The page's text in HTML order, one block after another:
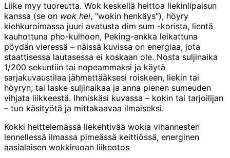
Liike myy tuoreutta. Wok keskellä heittoa liekinlipaisun
kanssa (se on wok hei, "wokin henkäys"), höyry
kiehkuroimassa juuri avatusta dim sum -korista, lientä
kauhottuna pho-kulhoon, Peking-ankka leikattuna
pöydän vieressä – näissä kuvissa on energiaa, jota
staattisessa lautasessa ei koskaan ole. Nosta suljinaika
1/200 sekuntiin tai nopeammaksi ja käytä
sarjakuvaustilaa jähmettääksesi roiskeen, liekin tai
höyryn; tai laske suljinaikaa ja anna pienen sumeuden
vihjata liikkeestä. Ihmiskäsi kuvassa – kokin tai tarjoilijan
– tuo käsityötä ja mittakaavaa ilmaiseksi.
Kokki heittelemässä liekehtivää wokia vihannesten
lennellessä ilmassa pimeässä keittiössä, energinen
aasialaisen wokkiruoan liikeotos